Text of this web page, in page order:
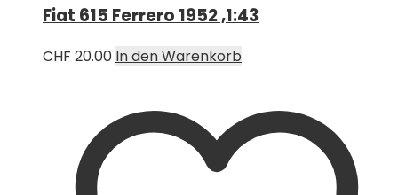
Fiat 615 Ferrero 1952 ,1:43
CHF 20.00 In den Warenkorb